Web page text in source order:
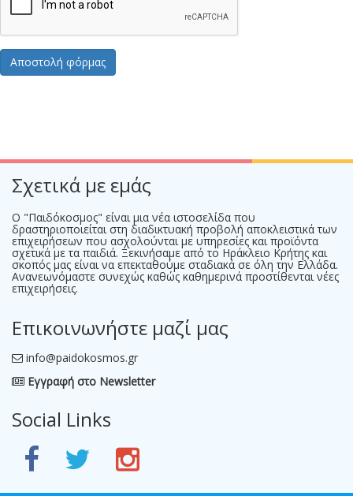
Σχετικά με εμάς
Ο "Παιδόκοσμος" είναι μια νέα ιστοσελίδα που
δραστηριοποιείται στη διαδικτυακή προβολή αποκλειστικά των
επιχειρήσεων που ασχολούνται με υπηρεσίες και προϊόντα
σχετικά με τα παιδιά. Ξεκινήσαμε από το Ηράκλειο Κρήτης και
σκοπός μας είναι να επεκταθούμε σταδιακά σε όλη την Ελλάδα.
Ανανεωνόμαστε συνεχώς καθώς καθημερινά προστίθενται νέες
επιχειρήσεις.
Επικοινωνήστε μαζί μας
info@paidokosmos.gr
Εγγραφή στο Newsletter
Social Links